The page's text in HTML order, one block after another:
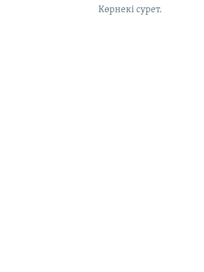
Көрнекі сурет.